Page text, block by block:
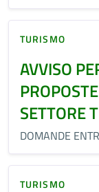
TURISMO
AVVISO
SETTORE
DOMANDE
TURISMO